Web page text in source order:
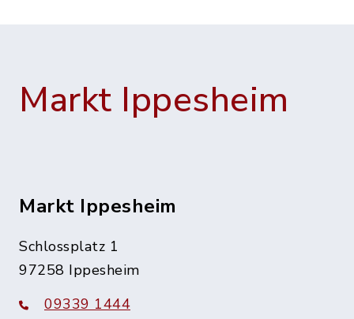
Markt Ippesheim
Markt Ippesheim
Schlossplatz 1
97258 Ippesheim
09339 1444